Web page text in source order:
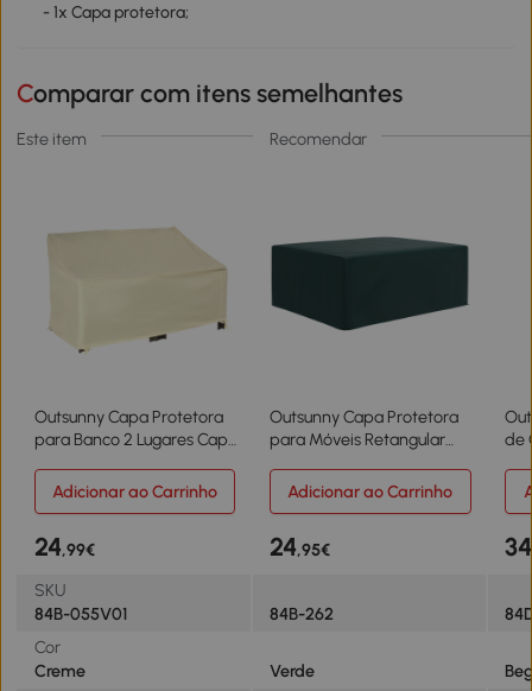
- 1x Capa protetora;
Comparar com itens semelhantes
Este item Recomendar
Outsunny Capa Protetora
para Banco 2 Lugares Capa
Impermeável Exterior
Jardim Proteção contra
140x84x56/94cm Creme
Outsunny Capa Protetora
para Móveis Retangular
Jardim Impermeável para
Terraço Varanda
de
Adicionar ao Carrinho Adicionar ao Carrinho
24,99€ 24,95€ 34
SKU
84B-055V01
84B-262
Cor
Creme
Verde